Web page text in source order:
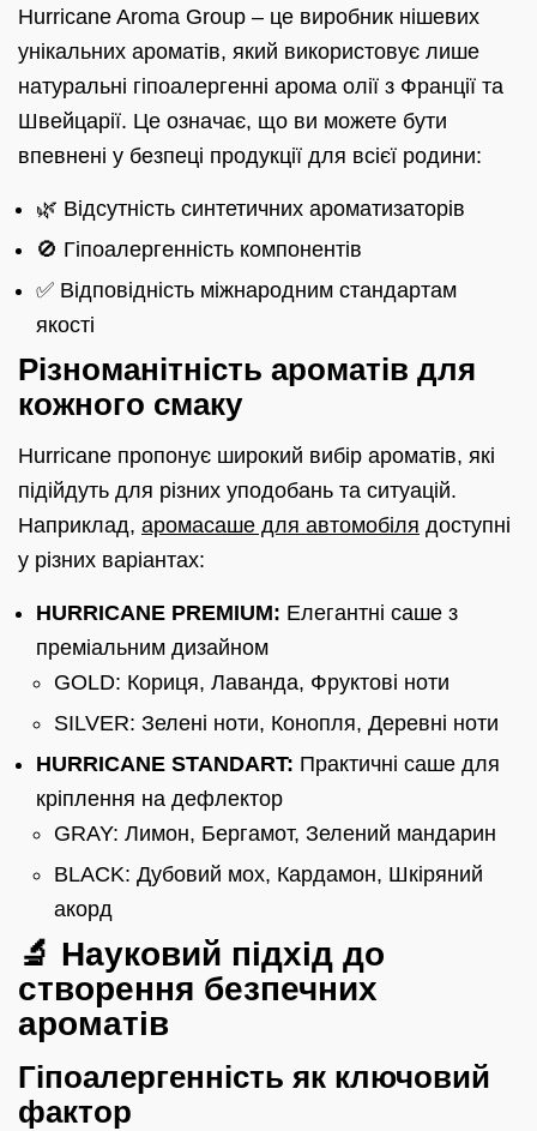
Hurricane Aroma Group – це виробник нішевих
унікальних ароматів, який використовує лише
натуральні гіпоалергенні арома олії з Франції та
Швейцарії. Це означає, що ви можете бути
впевнені у безпеці продукції для всієї родини:
🌿 Відсутність синтетичних ароматизаторів
🚫 Гіпоалергенність компонентів
✅ Відповідність міжнародним стандартам
якості
Різноманітність ароматів для
кожного смаку
Hurricane пропонує широкий вибір ароматів, які
підійдуть для різних уподобань та ситуацій.
Наприклад, аромасаше для автомобіля доступні
у різних варіантах:
HURRICANE PREMIUM: Елегантні саше з
преміальним дизайном
GOLD: Кориця, Лаванда, Фруктові ноти
SILVER: Зелені ноти, Конопля, Деревні ноти
HURRICANE STANDART: Практичні саше для
кріплення на дефлектор
GRAY: Лимон, Бергамот, Зелений мандарин
BLACK: Дубовий мох, Кардамон, Шкіряний
акорд
🔬 Науковий підхід до
створення безпечних
ароматів
Гіпоалергенність як ключовий
фактор